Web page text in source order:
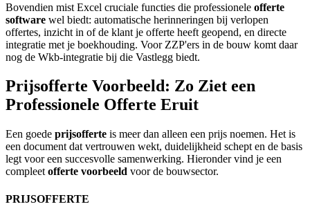
Bovendien mist Excel cruciale functies die professionele offerte
software wel biedt: automatische herinneringen bij verlopen
offertes, inzicht in of de klant je offerte heeft geopend, en directe
integratie met je boekhouding. Voor ZZP'ers in de bouw komt daar
nog de Wkb-integratie bij die Vastlegg biedt.
Prijsofferte Voorbeeld: Zo Ziet een
Professionele Offerte Eruit
Een goede prijsofferte is meer dan alleen een prijs noemen. Het is
een document dat vertrouwen wekt, duidelijkheid schept en de basis
legt voor een succesvolle samenwerking. Hieronder vind je een
compleet offerte voorbeeld voor de bouwsector.
PRIJSOFFERTE